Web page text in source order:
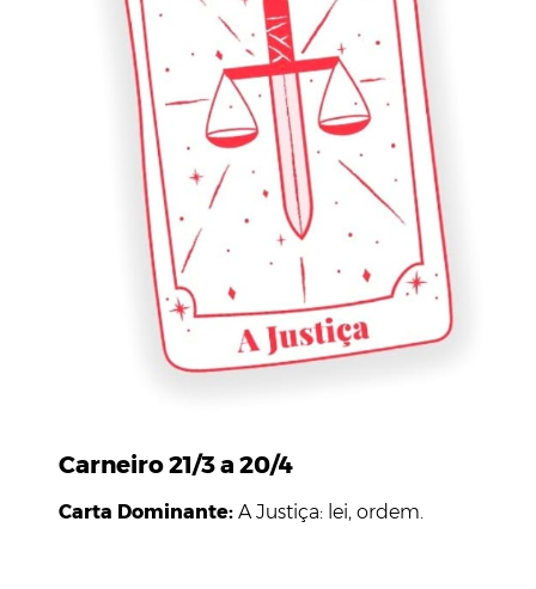
Carneiro 21/3 a 20/4
Carta Dominante: A Justiça: lei, ordem.